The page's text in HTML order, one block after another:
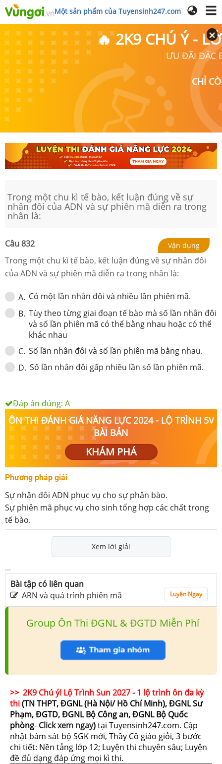
Một sản phẩm của Tuyensinh247.com
🔥 2K9 CHÚ Ý -
ƯU ĐÃI ĐẶC
CHỈ
Trong một chu kì tế bào, kết luận đúng về sự
nhân đôi của ADN và sự phiên mã diễn ra trong
nhân là:
Câu 832 Vận dụng
Trong một chu kì tế bào, kết luận đúngvề sự nhân đôi
của ADN và sự phiên mã diễn ra trong nhân là:
A. Có một lần nhân đôi và nhiều lần phiên mã.
B. Tùy theo từng giai đoạn tế bào mà số lần nhân đôi
và số lần phiên mã có thể bằng nhau hoặc có thể
khác nhau
C. Số lần nhân đôi và số lần phiên mã bằng nhau.
D. Số lần nhân đôi gấp nhiều lần số lần phiên mã.
Đáp án đúng: A
ÔN THI ĐÁNH GIÁ NĂNG LỰC 2024 - LỘ TRÌNH 5V
BÀI BẢN
KHÁM PHÁ
Phương pháp giải
Sự nhân đôi ADN phục vụ cho sự phân bào.
Sự phiên mã phục vụ cho sinh tổng hợp các chất trong
tế bào.
Xem lời giải
...
Bài tập có liên quan
ARN và quá trình phiên mã
Luyện Ngay
Group Ôn Thi ĐGNL & ĐGTD Miễn Phí
>> 2K9 Chú ý! Lộ Trình Sun 2027 - 1 lộ trình ôn đa kỳ
thi(TN THPT, ĐGNL (Hà Nội/ Hồ Chí Minh), ĐGNL Sư
Phạm, ĐGTD, ĐGNL Bộ Công an, ĐGNL Bộ Quốc
phòng- Click xem ngay)tại Tuyensinh247.com. Cập
nhật bám sát bộ SGK mới, Thầy Cô giáo giỏi, 3 bước
chi tiết: Nền tảng lớp 12; Luyện thi chuyên sâu; Luyện
đề đủ dạng đáp ứng mọi kì thi.